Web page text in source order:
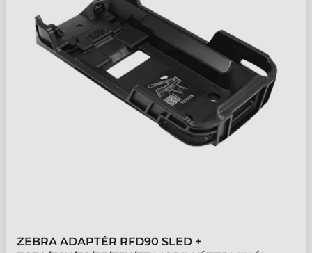
ZEBRA ADAPTÉR RFD90 SLED +